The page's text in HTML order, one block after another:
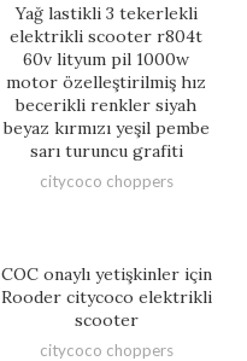
Yağ lastikli 3 tekerlekli
elektrikli scooter r804t
60v lityum pil 1000w
motor özelleştirilmiş hız
becerikli renkler siyah
beyaz kırmızı yeşil pembe
sarı turuncu grafiti
citycoco choppers
COC onaylı yetişkinler için
Rooder citycoco elektrikli
scooter
citycoco choppers